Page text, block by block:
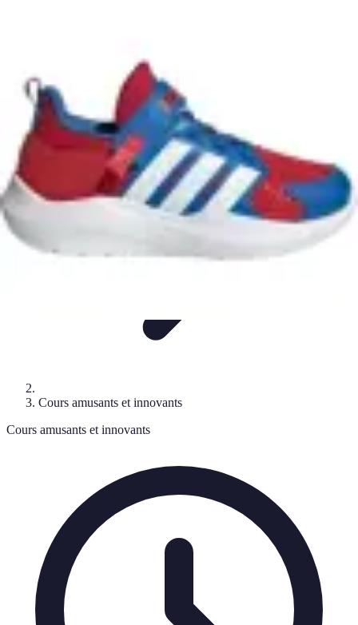
Cours Innovateurs
Cours amusants et innovants
Cours amusants et innovants